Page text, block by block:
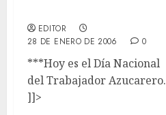
EDITOR
28 DE ENERO DE 2006
0
***Hoy es el Día Nacional
del Trabajador Azucarero.
]]>